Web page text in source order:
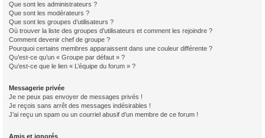
Que sont les administrateurs ?
Que sont les modérateurs ?
Que sont les groupes d’utilisateurs ?
Où trouver la liste des groupes d’utilisateurs et comment les rejoindre ?
Comment devenir chef de groupe ?
Pourquoi certains membres apparaissent dans une couleur différente ?
Qu’est-ce qu’un « Groupe par défaut » ?
Qu’est-ce que le lien « L’équipe du forum » ?
Messagerie privée
Je ne peux pas envoyer de messages privés !
Je reçois sans arrêt des messages indésirables !
J’ai reçu un spam ou un courriel abusif d’un membre de ce forum !
Amis et ignorés